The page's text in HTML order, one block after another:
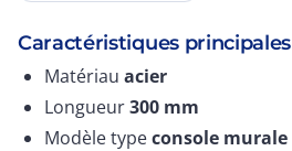
Caractéristiques principales
Matériau acier
Longueur300 mm
Modèle typeconsole murale